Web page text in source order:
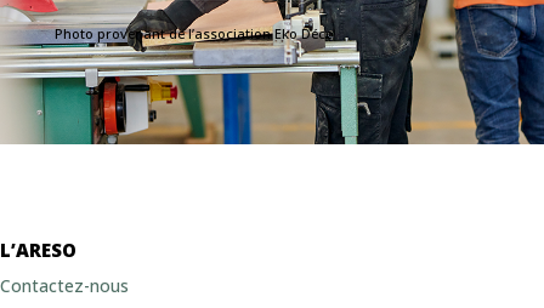
Photo provenant de l’association Eko Déco
L’ARESO
Contactez-nous